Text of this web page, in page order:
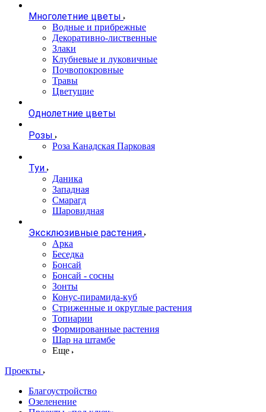
Многолетние цветы
Водные и прибрежные
Декоративно-лиственные
Злаки
Клубневые и луковичные
Почвопокровные
Травы
Цветущие
Однолетние цветы
Розы
Роза Канадская Парковая
Туи
Даника
Западная
Смарагд
Шаровидная
Эксклюзивные растения
Арка
Беседка
Бонсай
Бонсай - сосны
Зонты
Конус-пирамида-куб
Стриженные и округлые растения
Топиарии
Формированные растения
Шар на штамбе
Еще
Проекты
Благоустройство
Озеленение